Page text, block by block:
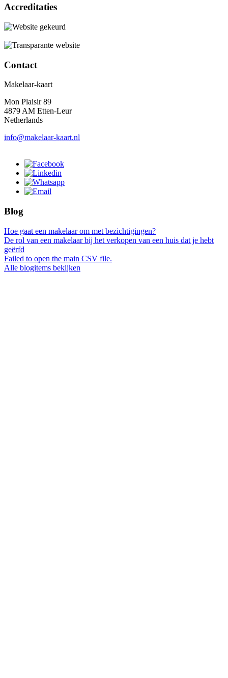
Accreditaties
Contact
Makelaar-kaart
Mon Plaisir 89
4879 AM Etten-Leur
Netherlands
info@makelaar-kaart.nl
Blog
Hoe gaat een makelaar om met bezichtigingen?
De rol van een makelaar bij het verkopen van een huis dat je hebt
geërfd
Failed to open the main CSV file.
Alle blogitems bekijken